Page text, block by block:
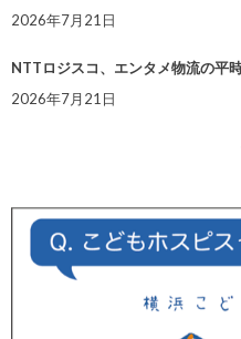
2026年7月21日
NTTロジスコ、エンタメ物流の平
2026年7月21日